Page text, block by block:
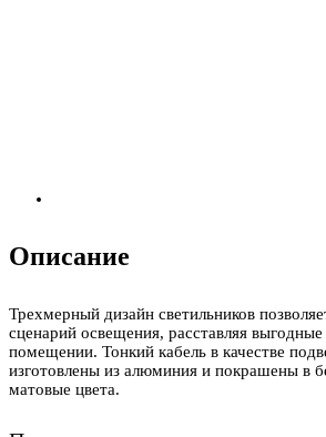
Описание
Трехмерный дизайн светильников
сценарий освещения, расставляя
помещении. Тонкий кабель в качестве
изготовлены из алюминия и покрашены в
матовые цвета.